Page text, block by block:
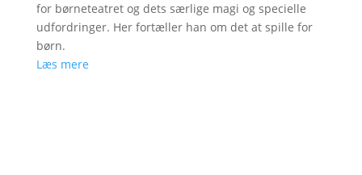
for børneteatret og dets særlige magi og specielle
udfordringer. Her fortæller han om det at spille for
børn.
Læs mere